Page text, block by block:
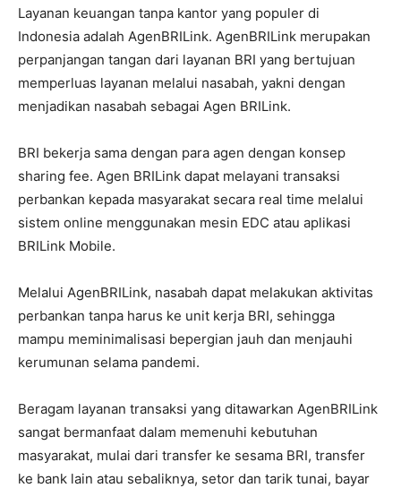
Layanan keuangan tanpa kantor yang populer di
Indonesia adalah AgenBRILink. AgenBRILink merupakan
perpanjangan tangan dari layanan BRI yang bertujuan
memperluas layanan melalui nasabah, yakni dengan
menjadikan nasabah sebagai Agen BRILink.
BRI bekerja sama dengan para agen dengan konsep
sharing fee. Agen BRILink dapat melayani transaksi
perbankan kepada masyarakat secara real time melalui
sistem online menggunakan mesin EDC atau aplikasi
BRILink Mobile.
Melalui AgenBRILink, nasabah dapat melakukan aktivitas
perbankan tanpa harus ke unit kerja BRI, sehingga
mampu meminimalisasi bepergian jauh dan menjauhi
kerumunan selama pandemi.
Beragam layanan transaksi yang ditawarkan AgenBRILink
sangat bermanfaat dalam memenuhi kebutuhan
masyarakat, mulai dari transfer ke sesama BRI, transfer
ke bank lain atau sebaliknya, setor dan tarik tunai, bayar